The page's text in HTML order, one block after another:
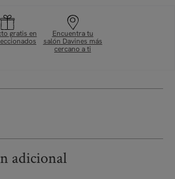
gratis en
Encuentra tu
salón Davines más
cercano a ti
adicional